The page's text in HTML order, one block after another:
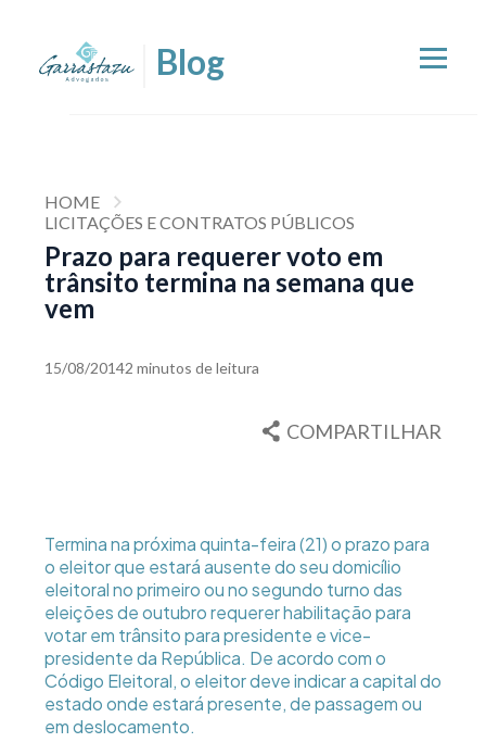
HOME
LICITAÇÕES E CONTRATOS PÚBLICOS
Prazo para requerer voto em
trânsito termina na semana que
vem
15/08/20142 minutos de leitura
COMPARTILHAR
Termina na próxima quinta-feira (21) o prazo para
o eleitor que estará ausente do seu domicílio
eleitoral no primeiro ou no segundo turno das
eleições de outubro requerer habilitação para
votar em trânsito para presidente e vice-
presidente da República. De acordo com o
Código Eleitoral, o eleitor deve indicar a capital do
estado onde estará presente, de passagem ou
em deslocamento.